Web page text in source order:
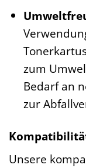
zum
Bedarf an
zur
Unsere